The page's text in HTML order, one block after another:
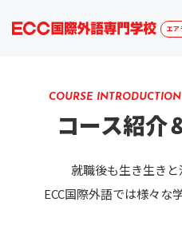
エア
COURSE
コース紹介
就職後も生き生きと
ECC国際外語では様々な